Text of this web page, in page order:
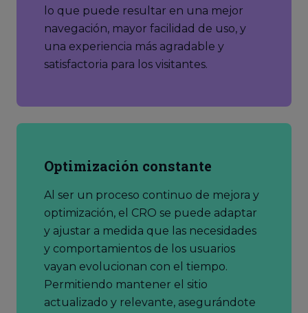
lo que puede resultar en una mejor
navegación, mayor facilidad de uso, y
una experiencia más agradable y
satisfactoria para los visitantes.
Optimización constante
Al ser un proceso continuo de mejora y
optimización, el CRO se puede adaptar
y ajustar a medida que las necesidades
y comportamientos de los usuarios
vayan evolucionan con el tiempo.
Permitiendo mantener el sitio
actualizado y relevante, asegurándote